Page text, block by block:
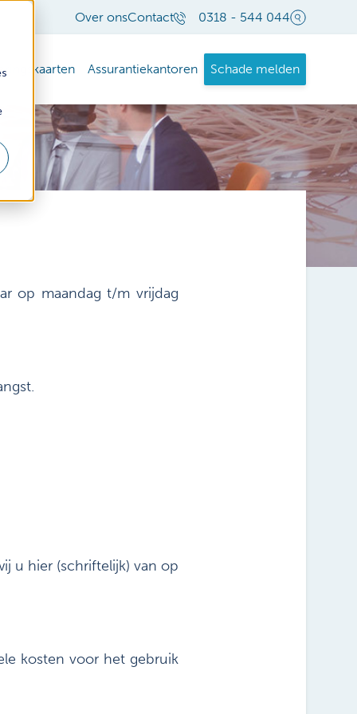
Over onsContact 0318 - 544 044
Assurantiekantoren Schade melden
op maandag t/m vrijdag
u hier (schriftelijk) van op
kosten voor het gebruik